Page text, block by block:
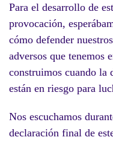
Para el desarrollo de
provocación,
cómo defender
adversos que tenemos
construimos cuando la
están en riesgo para
Nos escuchamos
declaración final de